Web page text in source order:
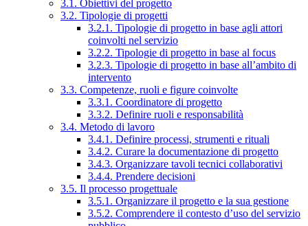
3.1. Obiettivi del progetto
3.2. Tipologie di progetti
3.2.1. Tipologie di progetto in base agli attori
coinvolti nel servizio
3.2.2. Tipologie di progetto in base al focus
3.2.3. Tipologie di progetto in base all’ambito di
intervento
3.3. Competenze, ruoli e figure coinvolte
3.3.1. Coordinatore di progetto
3.3.2. Definire ruoli e responsabilità
3.4. Metodo di lavoro
3.4.1. Definire processi, strumenti e rituali
3.4.2. Curare la documentazione di progetto
3.4.3. Organizzare tavoli tecnici collaborativi
3.4.4. Prendere decisioni
3.5. Il processo progettuale
3.5.1. Organizzare il progetto e la sua gestione
3.5.2. Comprendere il contesto d’uso del servizio